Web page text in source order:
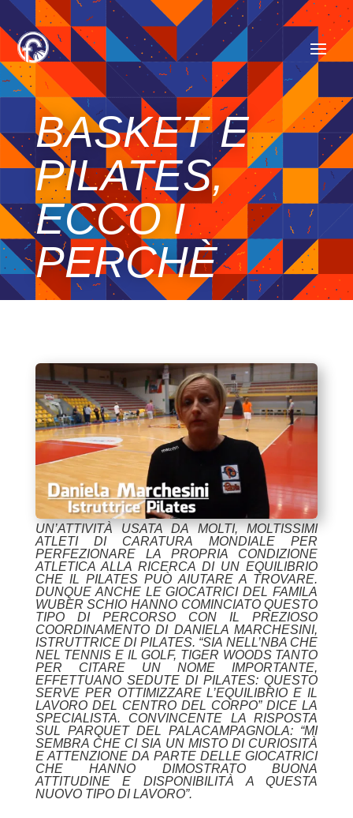
BASKET E
PILATES,
ECCO I
PERCHÈ
UN’ATTIVITÀ USATA DA MOLTI, MOLTISSIMI
ATLETI DI CARATURA MONDIALE PER
PERFEZIONARE LA PROPRIA CONDIZIONE
ATLETICA ALLA RICERCA DI UN EQUILIBRIO
CHE IL PILATES PUÒ AIUTARE A TROVARE.
DUNQUE ANCHE LE GIOCATRICI DEL FAMILA
WUBER SCHIO HANNO COMINCIATO QUESTO
TIPO DI PERCORSO CON IL PREZIOSO
COORDINAMENTO DI DANIELA MARCHESINI,
ISTRUTTRICE DI PILATES. “SIA NELL’NBA CHE
NEL TENNIS E IL GOLF, TIGER WOODS TANTO
PER CITARE UN NOME IMPORTANTE,
EFFETTUANO SEDUTE DI PILATES: QUESTO
SERVE PER OTTIMIZZARE L’EQUILIBRIO E IL
LAVORO DEL CENTRO DEL CORPO” DICE LA
SPECIALISTA. CONVINCENTE LA RISPOSTA
SUL PARQUET DEL PALACAMPAGNOLA: “MI
SEMBRA CHE CI SIA UN MISTO DI CURIOSITÀ
E ATTENZIONE DA PARTE DELLE GIOCATRICI
CHE HANNO DIMOSTRATO BUONA
ATTITUDINE E DISPONIBILITÀ A QUESTA
NUOVO TIPO DI LAVORO”.